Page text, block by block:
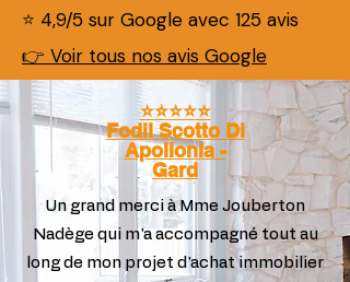
⭐ 4,9/5 sur Google avec 125 avis
👉 Voir tous nos avis Google
⭐️⭐️⭐️⭐️⭐️
Fodil Scotto Di
Apollonia -
Gard
Un grand merci à Mme Jouberton
Nadège qui m'a accompagné tout au
long de mon projet d'achat immobilier